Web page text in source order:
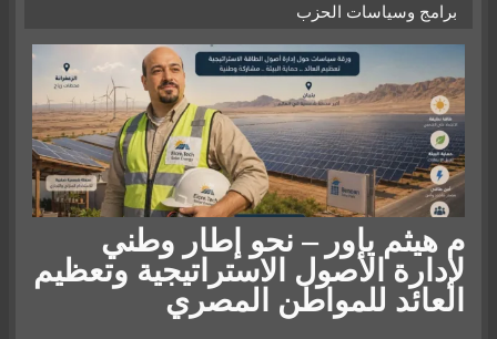
برامج وسياسات الحزب
م هيثم ياور – نحو إطار وطني
لإدارة الأصول الاستراتيجية وتعظيم
العائد للمواطن المصري